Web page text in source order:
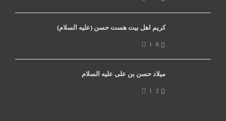
کریم اهل بیت هست حسن (علیه السلام)
0
میلاد حسن بن علی علیه السلام
2